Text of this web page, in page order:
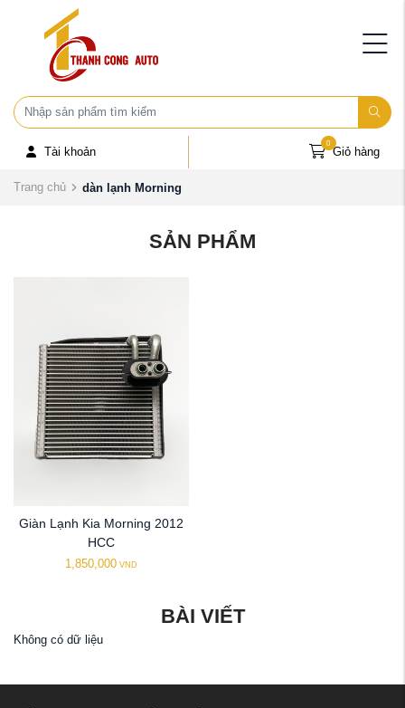
Tài khoản Giỏ hàng
0
Trang chủ dàn lạnh Morning
SẢN PHẨM
Giàn Lạnh Kia Morning 2012
HCC
1,850,000 VND
BÀI VIẾT
Không có dữ liệu